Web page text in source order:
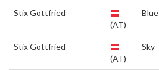
Stix Gottfried
(AT)
Blue
Stix Gottfried
(AT)
Sky